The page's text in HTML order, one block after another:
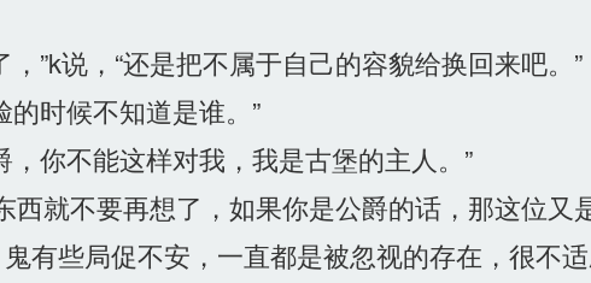
”k说，“还是把不属于自己的容貌给换回来吧。”
时候不知道是谁。”
你不能这样对我，我是古堡的主人。”
西就不要再想了，如果你是公爵的话，那这位又
有些局促不安，一直都是被忽视的存在，很不